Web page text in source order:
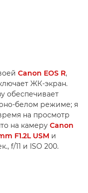
Canon EOS R,
ЖК-экран.
обеспечивает
белом режиме; я
на просмотр
на камеру Canon
F1.2L USM и
f/11 и ISO 200.